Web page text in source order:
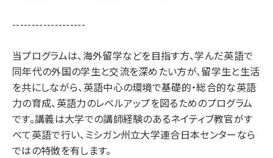
-------------------
当プログラムは、海外留学などを目指す方、学んだ英語で
同年代の外国の学生と交流を深めたい方が、留学生と生活
を共にしながら、英語中心の環境で基礎的・総合的な英語
力の育成、英語力のレベルアップを図るためのプログラム
です。講義は大学での講師経験のあるネイティブ教官がす
べて英語で行い、ミシガン州立大学連合日本センターなら
ではの特徴を有します。